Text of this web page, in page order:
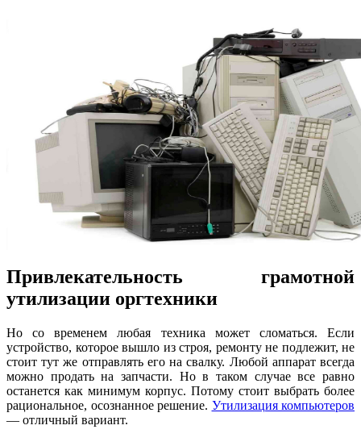
Привлекательность грамотной
утилизации оргтехники
Но со временем любая техника может сломаться. Если
устройство, которое вышло из строя, ремонту не подлежит, не
стоит тут же отправлять его на свалку. Любой аппарат всегда
можно продать на запчасти. Но в таком случае все равно
останется как минимум корпус. Потому стоит выбрать более
рациональное, осознанное решение. Утилизация компьютеров
— отличный вариант.